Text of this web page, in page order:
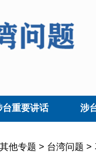
台重要讲话 涉
其他专题 > 台湾问题 >